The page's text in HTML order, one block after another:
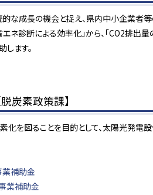
成長の機会と捉え、県内中小企業者
診断による効率化」から、「CO2排出量
ます。
炭素政策課】
を図ることを目的として、太陽光発電
補助金
業補助金